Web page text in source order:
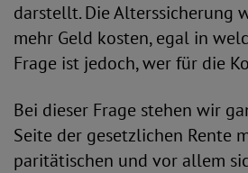
darstellt. Die Alterssicherung
mehr Geld kosten, egal in
Frage ist jedoch, wer für die
Bei dieser Frage stehen wir
Seite der gesetzlichen Rente
paritätischen und vor allem